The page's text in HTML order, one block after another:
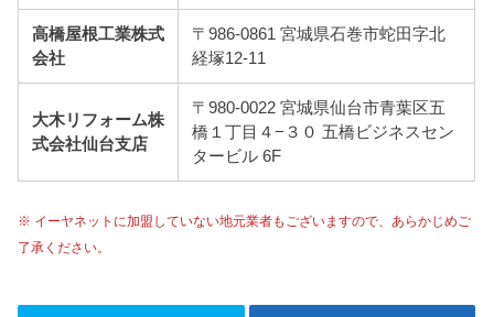
高橋屋根工業株式
会社
〒986-0861 宮城県石巻市蛇田字北
経塚12-11
大木リフォーム株
式会社仙台支店
〒980-0022 宮城県仙台市青葉区五
橋１丁目４−３０ 五橋ビジネスセン
タービル 6F
※ イーヤネットに加盟していない地元業者もございますので、あらかじめご
了承ください。